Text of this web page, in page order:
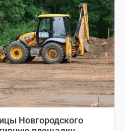
Новгородского